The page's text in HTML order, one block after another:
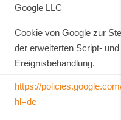
Google LLC
Cookie von Google zur
der erweiterten Script- und
Ereignisbehandlung.
https://
hl=de